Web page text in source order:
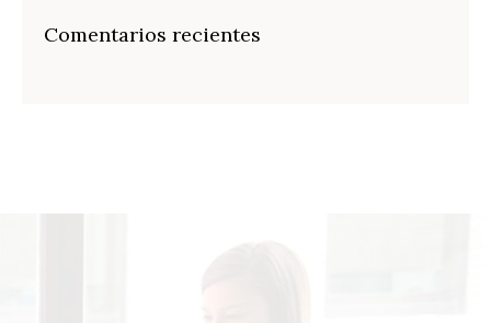
Comentarios recientes